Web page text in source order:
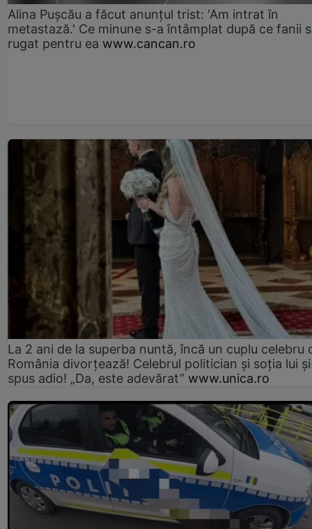
Alina Pușcău a făcut anunțul trist: 'Am intrat în
metastază.' Ce minune s-a întâmplat după ce fanii
rugat pentru ea www.cancan.ro
La 2 ani de la superba nuntă, încă un cuplu celebru
România divorțează! Celebrul politician și soția lui
spus adio! „Da, este adevărat” www.unica.ro